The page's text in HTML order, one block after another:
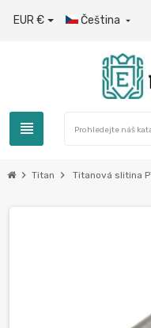
EUR € Čeština 
view_headline
chevron_right Titan chevron_right Titanová slitina